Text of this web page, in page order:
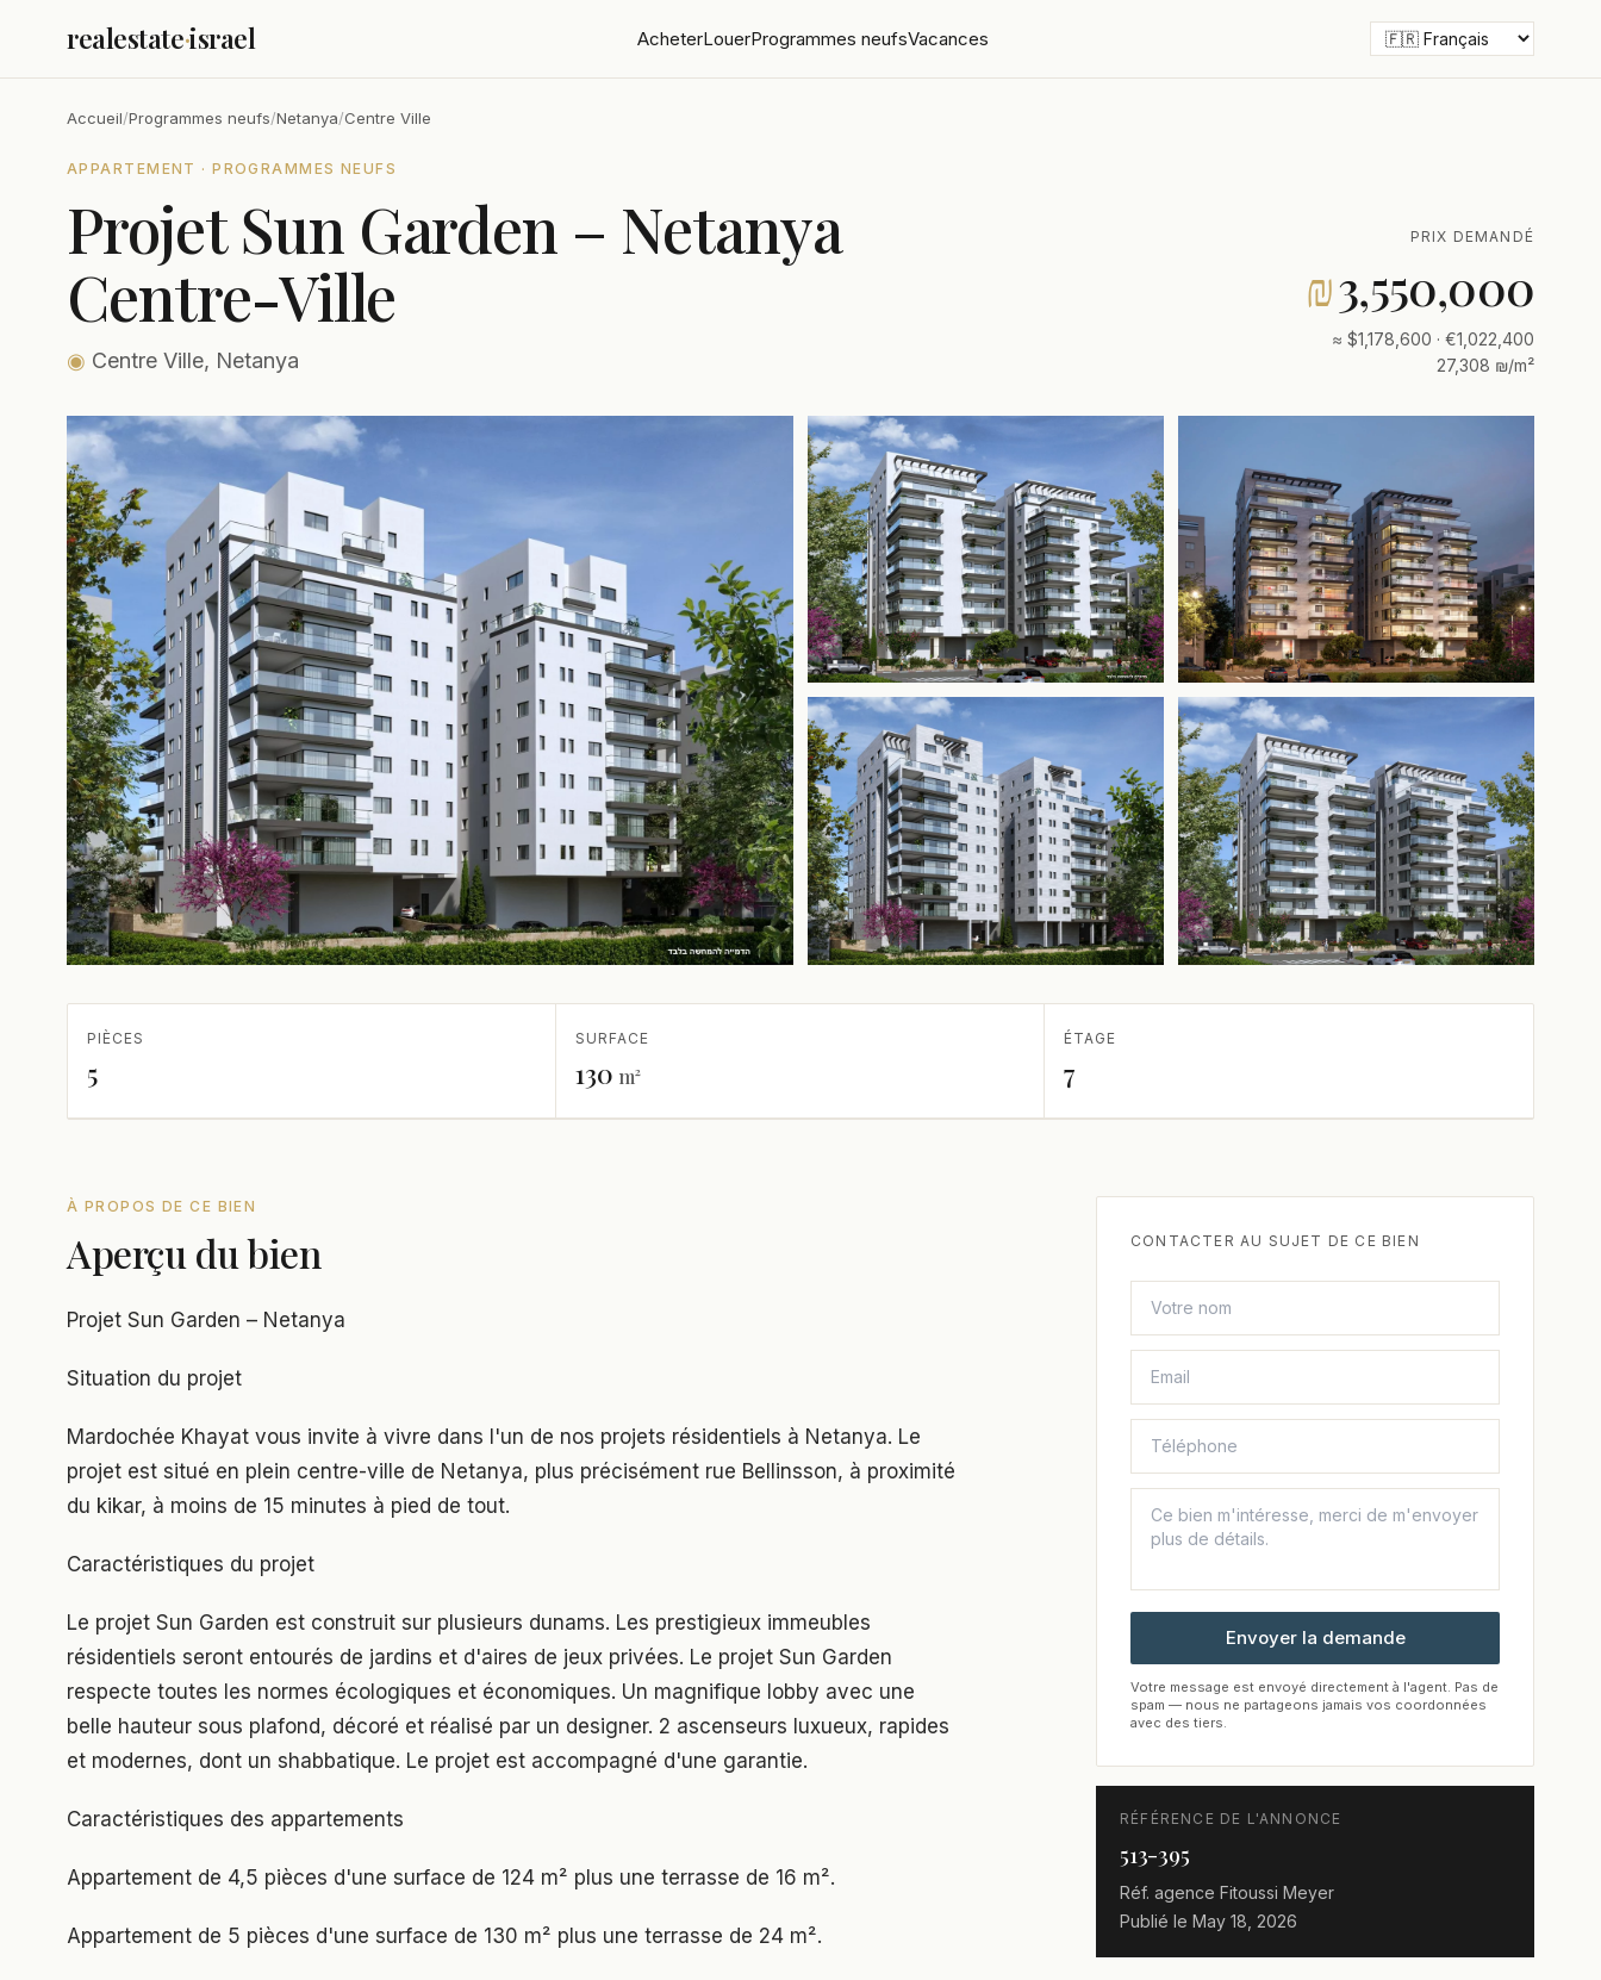
realestate·israel AcheterLouerProgrammes neufsVacances
Accueil/Programmes neufs/Netanya/Centre Ville
APPARTEMENT · PROGRAMMES NEUFS
Projet Sun Garden – Netanya
Centre-Ville
◉ Centre Ville, Netanya
PRIX DEMANDÉ
₪3,550,000
≈ $1,178,600 · €1,022,400
27,308 ₪/m²
PIÈCES
5
SURFACE
130 m²
ÉTAGE
7
À PROPOS DE CE BIEN
Aperçu du bien
Projet Sun Garden – Netanya
Situation du projet
Mardochée Khayat vous invite à vivre dans l'un de nos projets résidentiels à Netanya. Le
projet est situé en plein centre-ville de Netanya, plus précisément rue Bellinsson, à proximité
du kikar, à moins de 15 minutes à pied de tout.
Caractéristiques du projet
Le projet Sun Garden est construit sur plusieurs dunams. Les prestigieux immeubles
résidentiels seront entourés de jardins et d'aires de jeux privées. Le projet Sun Garden
respecte toutes les normes écologiques et économiques. Un magnifique lobby avec une
belle hauteur sous plafond, décoré et réalisé par un designer. 2 ascenseurs luxueux, rapides
et modernes, dont un shabbatique. Le projet est accompagné d'une garantie.
Caractéristiques des appartements
Appartement de 4,5 pièces d'une surface de 124 m² plus une terrasse de 16 m².
Appartement de 5 pièces d'une surface de 130 m² plus une terrasse de 24 m².
CONTACTER AU SUJET DE CE BIEN
Envoyer la demande
Votre message est envoyé directement à l'agent. Pas de
spam — nous ne partageons jamais vos coordonnées
avec des tiers.
RÉFÉRENCE DE L'ANNONCE
513-395
Réf. agence Fitoussi Meyer
Publié le May 18, 2026